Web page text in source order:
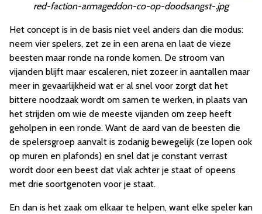
red-faction-armageddon-co-op-doodsangst-.jpg
Het concept is in de basis niet veel anders dan die modus:
neem vier spelers, zet ze in een arena en laat de vieze
beesten maar ronde na ronde komen. De stroom van
vijanden blijft maar escaleren, niet zozeer in aantallen maar
meer in gevaarlijkheid wat er al snel voor zorgt dat het
bittere noodzaak wordt om samen te werken, in plaats van
het strijden om wie de meeste vijanden om zeep heeft
geholpen in een ronde. Want de aard van de beesten die
de spelersgroep aanvalt is zodanig bewegelijk (ze lopen ook
op muren en plafonds) en snel dat je constant verrast
wordt door een beest dat vlak achter je staat of opeens
met drie soortgenoten voor je staat.
En dan is het zaak om elkaar te helpen, want elke speler kan